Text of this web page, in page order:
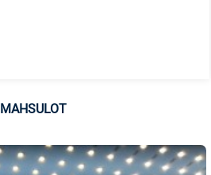
MAHSULOT